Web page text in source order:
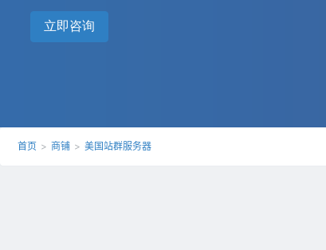
立即咨询
首页 > 商铺 > 美国站群服务器